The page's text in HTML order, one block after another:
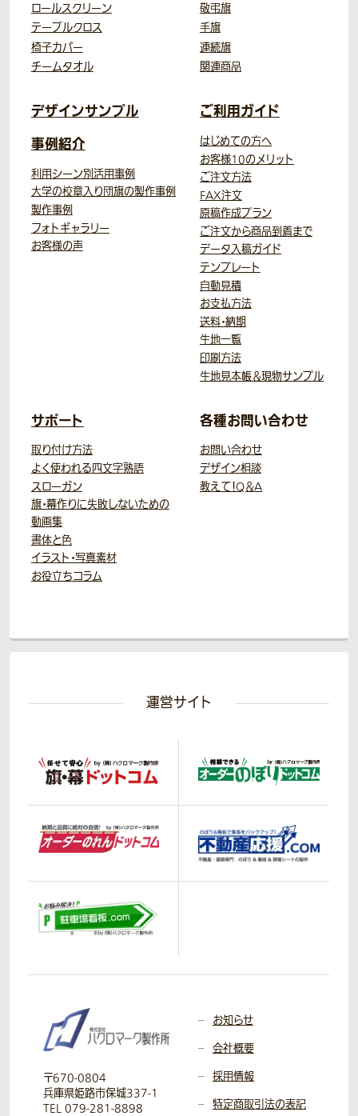
ロールスクリーン
テーブルクロス
椅子カバー
チームタオル
敬弔旗
手旗
連続旗
関連商品
デザインサンプル
事例紹介
利用シーン別活用事例
大学の校章入り団旗の製作事例
製作事例
フォトギャラリー
お客様の声
ご利用ガイド
はじめての方へ
お客様10のメリット
ご注文方法
FAX注文
原稿作成プラン
ご注文から商品到着まで
データ入稿ガイド
テンプレート
自動見積
お支払方法
送料・納期
生地一覧
印刷方法
生地見本帳＆現物サンプル
サポート
取り付け方法
よく使われる四文字熟語
スローガン
旗・幕作りに失敗しないための
動画集
書体と色
イラスト・写真素材
お役立ちコラム
各種お問い合わせ
お問い合わせ
デザイン相談
教えて！Q＆A
運営サイト
〒670-0804
兵庫県姫路市保城337-1
TEL 079-281-8898
お知らせ
会社概要
採用情報
特定商取引法の表記